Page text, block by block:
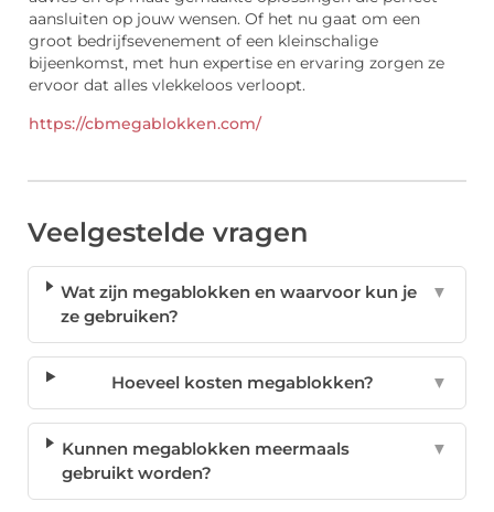
aansluiten op jouw wensen. Of het nu gaat om een
groot bedrijfsevenement of een kleinschalige
bijeenkomst, met hun expertise en ervaring zorgen ze
ervoor dat alles vlekkeloos verloopt.
https://cbmegablokken.com/
Veelgestelde vragen
Wat zijn megablokken en waarvoor kun je
ze gebruiken?
▼
Hoeveel kosten megablokken? ▼
Kunnen megablokken meermaals
gebruikt worden?
▼